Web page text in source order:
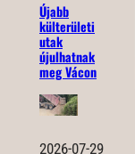
Újabb
külterületi
utak
újulhatnak
meg Vácon
2026-07-29